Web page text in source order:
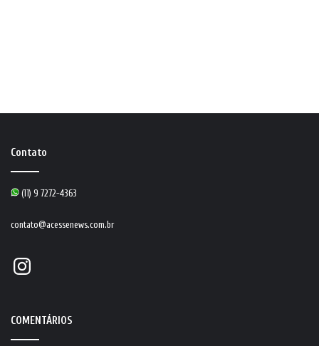
Contato
(11) 9 7272-4363
contato@acessenews.com.br
Instagram
COMENTÁRIOS